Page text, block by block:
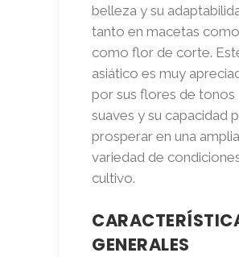
belleza y su
tanto en macetas como
como flor de corte.
asiático es muy
por sus flores de tonos
suaves y su capacidad
prosperar en una amplia
variedad de
cultivo.
GENERALES